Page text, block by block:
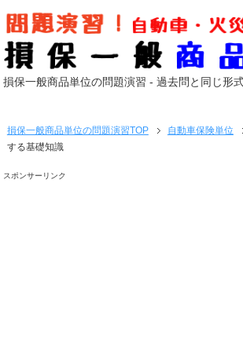
損保一般商品単位の問題演習 - 過去問と同じ形
損保一般商品単位の問題演習TOP 自動車保険単位
する基礎知識
スポンサーリンク